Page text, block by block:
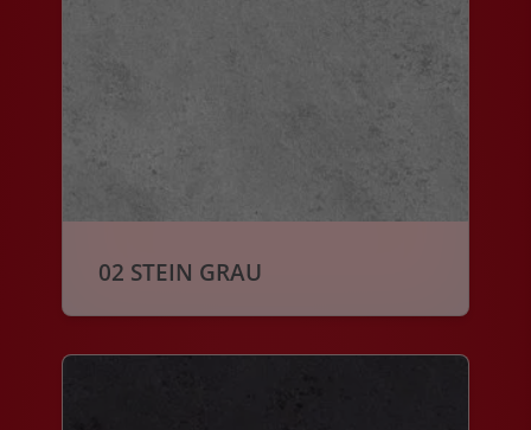
02 STEIN GRAU